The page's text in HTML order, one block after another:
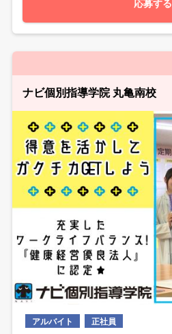
応募する
ナビ個別指導学院 丸亀南校
アルバイト 正社員